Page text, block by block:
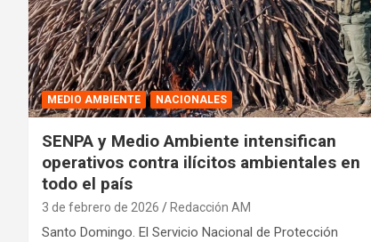
MEDIO AMBIENTE NACIONALES
SENPA y Medio Ambiente intensifican
operativos contra ilícitos ambientales en
todo el país
3 de febrero de 2026 Redacción AM
Santo Domingo. El Servicio Nacional de Protección